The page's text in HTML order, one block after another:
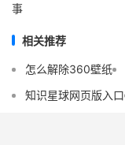
事
相关推荐
怎么解除360壁纸
知识星球网页版入口